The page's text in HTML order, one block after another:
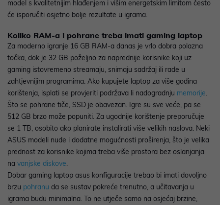
model s kvalitetnijim hlađenjem i višim energetskim limitom često
će isporučiti osjetno bolje rezultate u igrama.
Koliko RAM-a i pohrane treba imati gaming laptop
Za moderno igranje 16 GB RAM-a danas je vrlo dobra polazna
točka, dok je 32 GB poželjno za naprednije korisnike koji uz
gaming istovremeno streamaju, snimaju sadržaj ili rade u
zahtjevnijim programima. Ako kupujete laptop za više godina
korištenja, isplati se provjeriti podržava li nadogradnju memorije.
Što se pohrane tiče, SSD je obavezan. Igre su sve veće, pa se
512 GB brzo može popuniti. Za ugodnije korištenje preporučuje
se 1 TB, osobito ako planirate instalirati više velikih naslova. Neki
ASUS modeli nude i dodatne mogućnosti proširenja, što je velika
prednost za korisnike kojima treba više prostora bez oslanjanja
na vanjske diskove.
Dobar gaming laptop asus konfiguracije trebao bi imati dovoljno
brzu pohranu da se sustav pokreće trenutno, a učitavanja u
igrama budu minimalna. To ne utječe samo na osjećaj brzine,